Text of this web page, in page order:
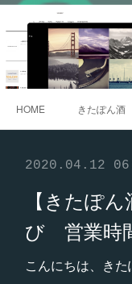
HOME きたぽん酒
2020.04.12
【きたぽ
び 営業時
こんにちは、きた